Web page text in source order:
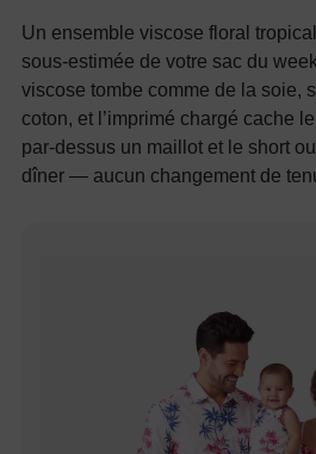
Un ensemble viscose floral
sous-estimée de votre sac du
viscose tombe comme de la soie,
coton, et l’imprimé chargé cache
par-dessus un maillot et le short
dîner — aucun changement de